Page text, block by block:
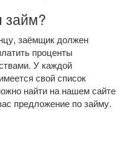
займ?
заёмщик должен
проценты
У каждой
свой список
найти на нашем сайте
предложение по займу.